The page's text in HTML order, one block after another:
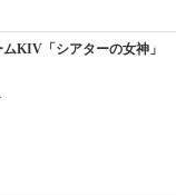
KIV「シアターの女神」